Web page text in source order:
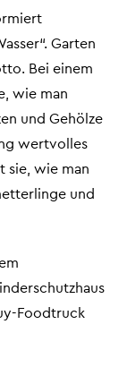
Garten
Bei einem
wie man
und Gehölze
wertvolles
sie, wie man
und
Foodtruck